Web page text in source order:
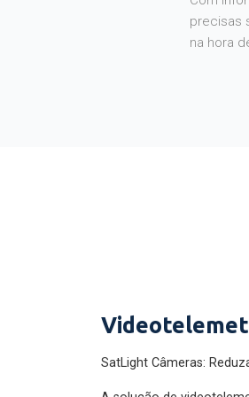
precisas
na hora
SatLight Câmeras: